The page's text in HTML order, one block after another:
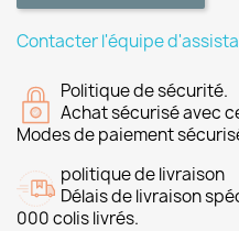
Contacter l'équipe
Politique de sécurité.
Achat sécurisé avec
Modes de paiement
politique de livraison
Délais de livraison
000 colis livrés.